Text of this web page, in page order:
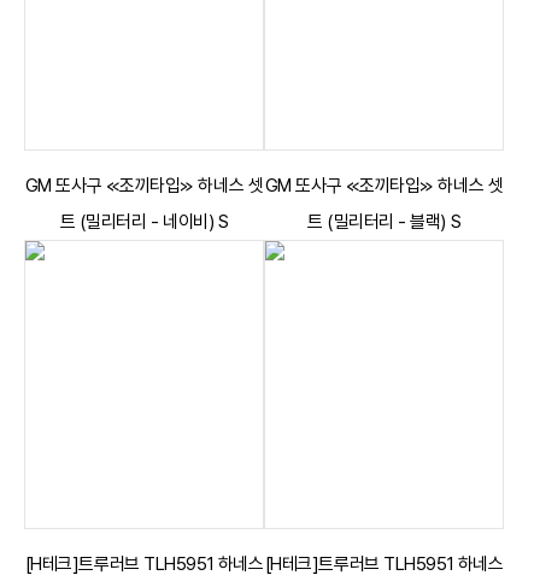
GM 또사구 ≪조끼타입≫ 하네스 셋
트 (밀리터리 - 네이비) S
GM 또사구 ≪조끼타입≫ 하네스 셋
트 (밀리터리 - 블랙) S
[H테크]트루러브 TLH5951 하네스[H테크]트루러브 TLH5951 하네스